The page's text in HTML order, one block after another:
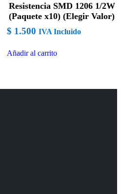
Resistencia SMD 1206 1/2W
(Paquete x10) (Elegir Valor)
$ 1.500 IVA Incluido
Añadir al carrito